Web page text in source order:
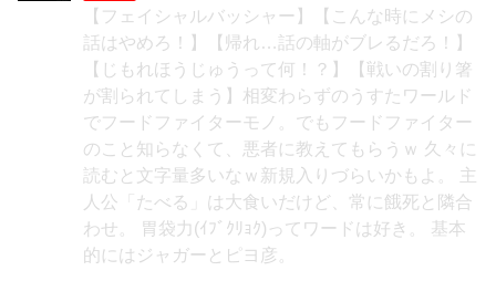
【フェイシャルバッシャー】【こんな時にメシの
話はやめろ！】【帰れ…話の軸がブレるだろ！】
【じもれほうじゅうって何！？】【戦いの割り箸
が割られてしまう】相変わらずのうすたワールド
でフードファイターモノ。でもフードファイター
のこと知らなくて、悪者に教えてもらうｗ 久々に
読むと文字量多いなｗ新規入りづらいかもよ。 主
人公「たべる」は大食いだけど、常に餓死と隣合
わせ。 胃袋力(ｲﾌﾞｸﾘｮｸ)ってワードは好き。 基本
的にはジャガーとピヨ彦。